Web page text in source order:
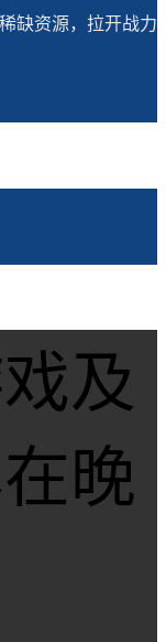
缺资源，拉开战力
及
晚